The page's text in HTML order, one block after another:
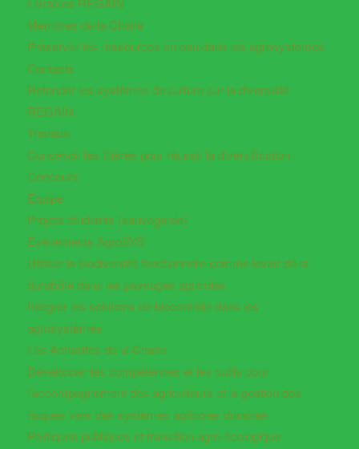
Membres de la Chaire
Préserver les ressources en eau dans les agrosystèmes
Contacts
Refonder les systèmes de culture sur la diversisté
REGAIN
Travaux
Concevoir les filières pour réussir la diversification
Concours
Equipe
Projets étudiants (sauvegarde)
Evénements AgroSYS
Utiliser la biodiversité fonctionnelle comme levier de la
durabilité dans les paysages agricoles
Intégrer les solutions de biocontrôle dans les
agrosystèmes
Les Actualités de la Chaire
Développer les compétences et les outils pour
l’accompagnement des agriculteurs et la gestion des
risques vers des systèmes agricoles durables
Politiques publiques et transition agro-écologique